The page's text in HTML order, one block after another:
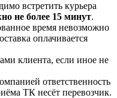
встретить курьера
не более 15 минут.
время невозможно
оплачивается
клиента, если иное не
ответственность
ТК несёт перевозчик.